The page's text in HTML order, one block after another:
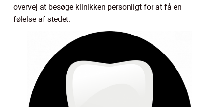
overvej at besøge klinikken personligt for at få en
følelse af stedet.